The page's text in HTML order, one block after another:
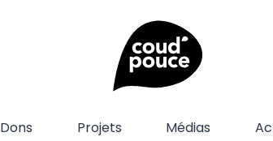
Dons Projets Médias